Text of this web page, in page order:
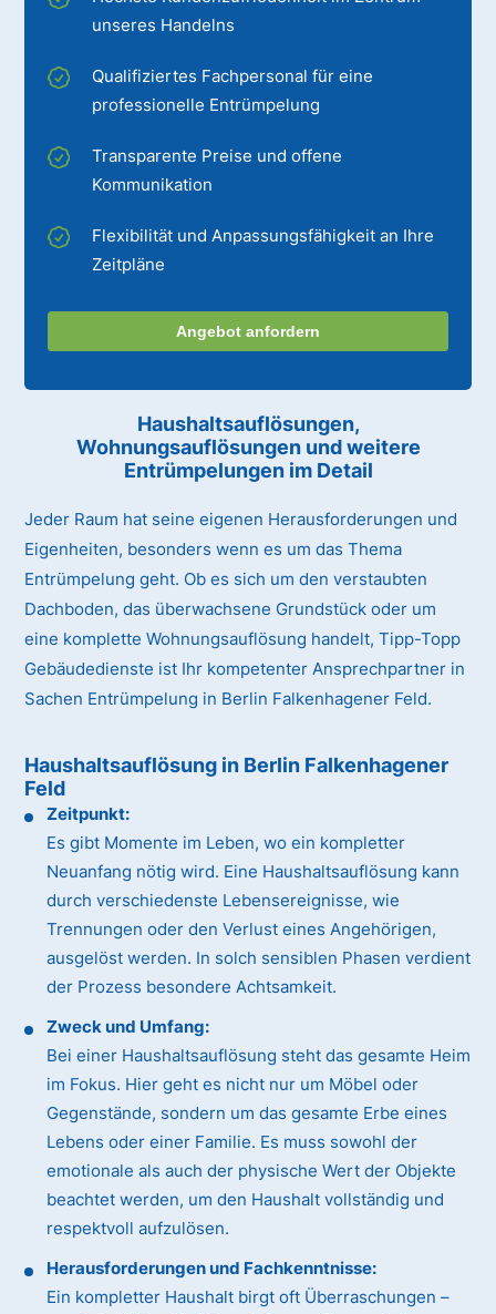
unseres Handelns
Qualifiziertes Fachpersonal für eine
professionelle Entrümpelung
Transparente Preise und offene
Kommunikation
Flexibilität und Anpassungsfähigkeit an Ihre
Zeitpläne
Angebot anfordern
Haushaltsauflösungen,
Wohnungsauflösungen und weitere
Entrümpelungen im Detail
Jeder Raum hat seine eigenen Herausforderungen und
Eigenheiten, besonders wenn es um das Thema
Entrümpelung geht. Ob es sich um den verstaubten
Dachboden, das überwachsene Grundstück oder um
eine komplette Wohnungsauflösung handelt, Tipp-Topp
Gebäudedienste ist Ihr kompetenter Ansprechpartner in
Sachen Entrümpelung in Berlin Falkenhagener Feld.
Haushaltsauflösung in Berlin Falkenhagener
Feld
Zeitpunkt:
Es gibt Momente im Leben, wo ein kompletter
Neuanfang nötig wird. Eine Haushaltsauflösung kann
durch verschiedenste Lebensereignisse, wie
Trennungen oder den Verlust eines Angehörigen,
ausgelöst werden. In solch sensiblen Phasen verdient
der Prozess besondere Achtsamkeit.
Zweck und Umfang:
Bei einer Haushaltsauflösung steht das gesamte Heim
im Fokus. Hier geht es nicht nur um Möbel oder
Gegenstände, sondern um das gesamte Erbe eines
Lebens oder einer Familie. Es muss sowohl der
emotionale als auch der physische Wert der Objekte
beachtet werden, um den Haushalt vollständig und
respektvoll aufzulösen.
Herausforderungen und Fachkenntnisse:
Ein kompletter Haushalt birgt oft Überraschungen –